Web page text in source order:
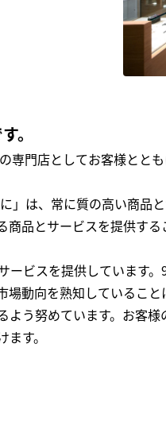
。
門店としてお客様とと
は、常に質の高い商品
品とサービスを提供す
ビスを提供しています
動向を熟知していること
う努めています。お客
す。